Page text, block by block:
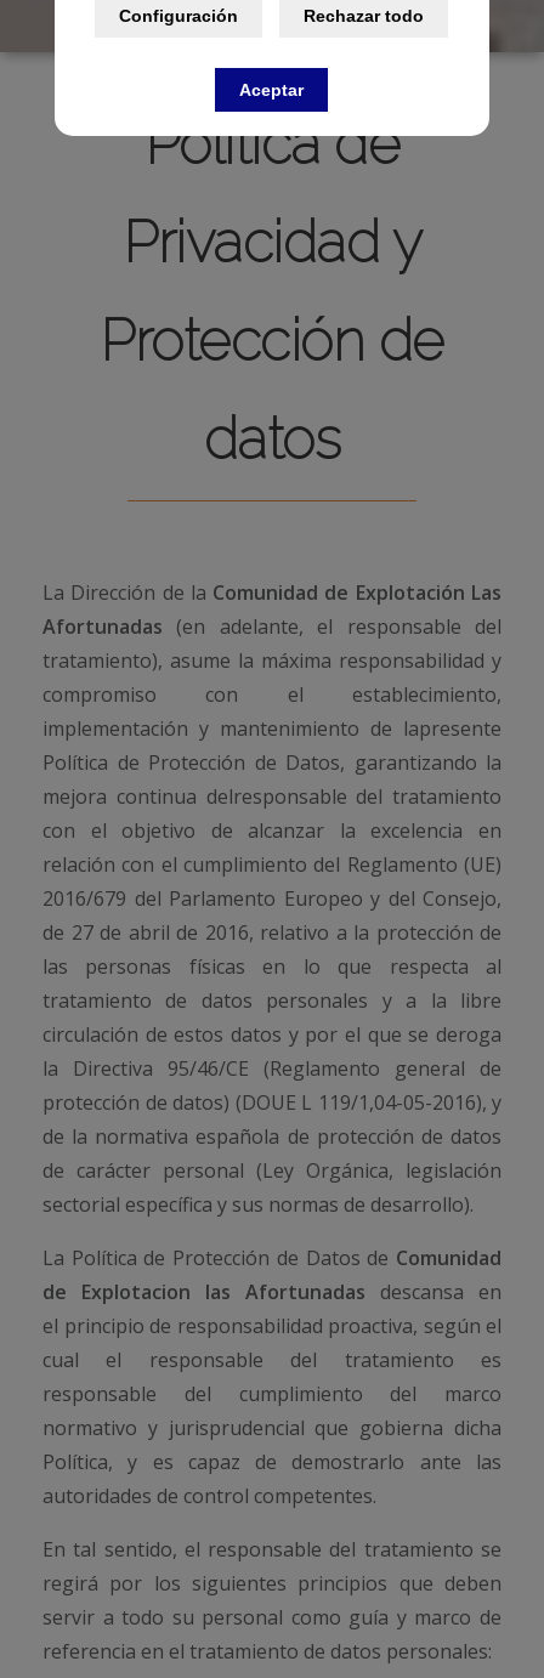
Configuración Rechazar todo
Aceptar
Política de
Privacidad y
Protección de
datos
La Dirección de la Comunidad de Explotación Las
Afortunadas (en adelante, el responsable del
tratamiento), asume la máxima responsabilidad y
compromiso con el establecimiento,
implementación y mantenimiento de lapresente
Política de Protección de Datos, garantizando la
mejora continua delresponsable del tratamiento
con el objetivo de alcanzar la excelencia en
relación con el cumplimiento del Reglamento (UE)
2016/679 del Parlamento Europeo y del Consejo,
de 27 de abril de 2016, relativo a la protección de
las personas físicas en lo que respecta al
tratamiento de datos personales y a la libre
circulación de estos datos y por el que se deroga
la Directiva 95/46/CE (Reglamento general de
protección de datos) (DOUE L 119/1,04-05-2016), y
de la normativa española de protección de datos
de carácter personal (Ley Orgánica, legislación
sectorial específica y sus normas de desarrollo).
La Política de Protección de Datos de Comunidad
de Explotacion las Afortunadas descansa en
el principio de responsabilidad proactiva, según el
cual el responsable del tratamiento es
responsable del cumplimiento del marco
normativo y jurisprudencial que gobierna dicha
Política, y es capaz de demostrarlo ante las
autoridades de control competentes.
En tal sentido, el responsable del tratamiento se
regirá por los siguientes principios que deben
servir a todo su personal como guía y marco de
referencia en el tratamiento de datos personales: